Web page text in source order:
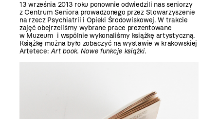
13 września 2013 roku ponownie odwiedzili nas seniorzy
z Centrum Seniora prowadzonego przez Stowarzyszenie
na rzecz Psychiatrii i Opieki Środowiskowej. W trakcie
zajęć obejrzeliśmy wybrane prace prezentowane
w Muzeum i wspólnie wykonaliśmy książkę artystyczną.
Książkę można było zobaczyć na wystawie w krakowskiej
Artetece:Art book. Nowe funkcje książki.